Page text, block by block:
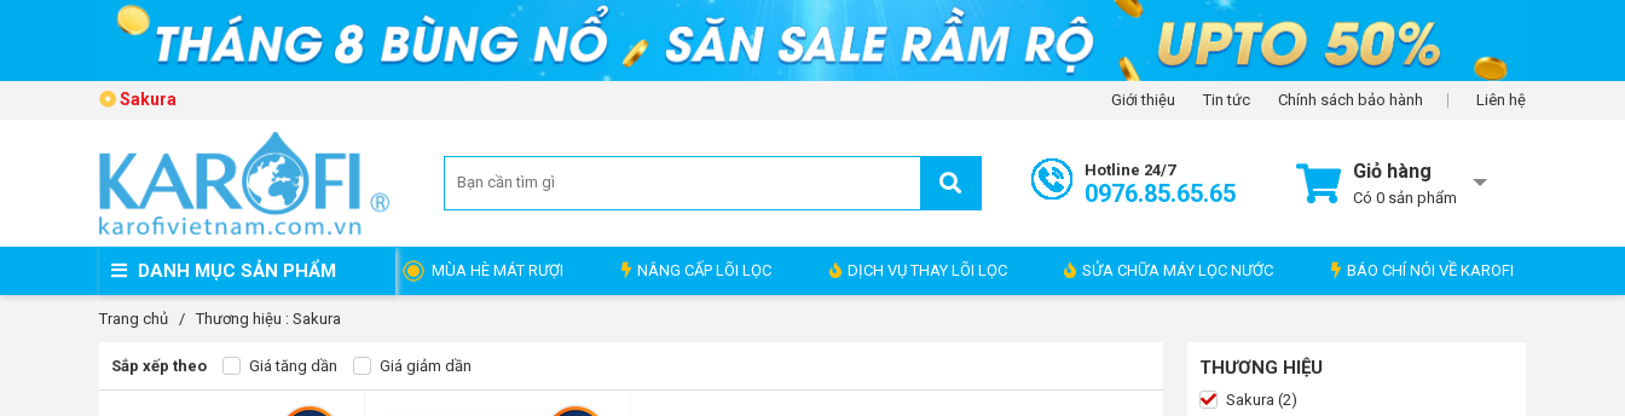
Giới thiệu Tin tức Chính sách bảo hành Liên hệ
Sakura
Hotline 24/7
0976.85.65.65
Giỏ hàng
Có 0 sản phẩm
DANH MỤC SẢN PHẨM MÙA HÈ MÁT RƯỢI NÂNG CẤP LÕI LỌC DỊCH VỤ THAY LÕI LỌC SỬA CHỮA MÁY LỌC NƯỚC BÁO CHÍ NÓI VỀ KAROFI
Trang chủ /Thương hiệu : Sakura
Sắp xếp theo Giá tăng dần Giá giảm dần THƯƠNG HIỆU
Sakura (2)